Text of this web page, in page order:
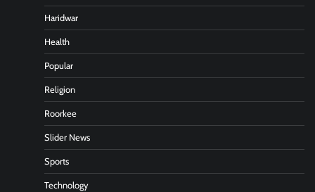
Haridwar
Health
Popular
Religion
Roorkee
Slider News
Sports
Technology